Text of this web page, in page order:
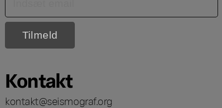
Kontakt
kontakt@seismograf.org